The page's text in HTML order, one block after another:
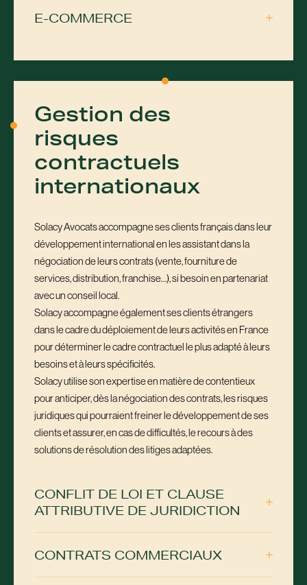
E-COMMERCE
Gestion des
risques
contractuels
internationaux
Solacy Avocats accompagne ses clients français dans leur
développement international en les assistant dans la
négociation de leurs contrats (vente, fourniture de
services, distribution, franchise…), si besoin en partenariat
avec un conseil local.
Solacy accompagne également ses clients étrangers
dans le cadre du déploiement de leurs activités en France
pour déterminer le cadre contractuel le plus adapté à leurs
besoins et à leurs spécificités.
Solacy utilise son expertise en matière de contentieux
pour anticiper, dès la négociation des contrats, les risques
juridiques qui pourraient freiner le développement de ses
clients et assurer, en cas de difficultés, le recours à des
solutions de résolution des litiges adaptées.
CONFLIT DE LOI ET CLAUSE
ATTRIBUTIVE DE JURIDICTION
CONTRATS COMMERCIAUX